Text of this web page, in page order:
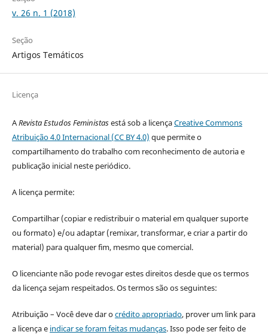
v. 26 n. 1 (2018)
Seção
Artigos Temáticos
Licença
ARevista Estudos Feministasestá sob a licençaCreative Commons
Atribuição 4.0 Internacional (CC BY 4.0) que permite o
compartilhamento do trabalho com reconhecimento de autoria e
publicação inicial neste periódico.
A licença permite:
Compartilhar (copiar e redistribuir o material em qualquer suporte
ou formato) e/ou adaptar (remixar, transformar, e criar a partir do
material) para qualquer fim, mesmo que comercial.
O licenciante não pode revogar estes direitos desde que os termos
da licença sejam respeitados. Os termos são os seguintes:
Atribuição – Você deve dar ocrédito apropriado, prover um link para
a licença e indicar se foram feitas mudanças. Isso pode ser feito de